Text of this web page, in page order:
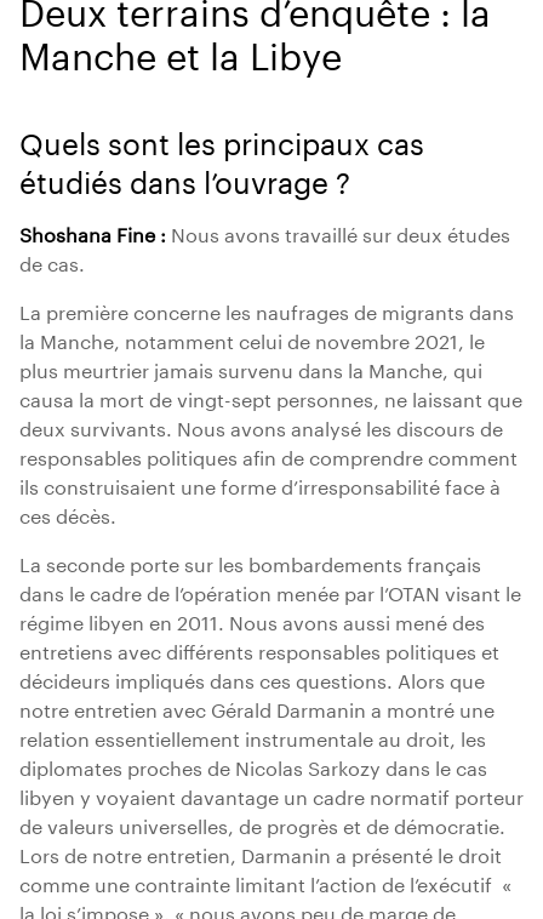
Manche et la Libye
Quels sont les principaux cas
étudiés dans l’ouvrage ?
Shoshana Fine : Nous avons travaillé sur deux études
de cas.
La première concerne les naufrages de migrants dans
la Manche, notamment celui de novembre 2021, le
plus meurtrier jamais survenu dans la Manche, qui
causa la mort de vingt-sept personnes, ne laissant que
deux survivants. Nous avons analysé les discours de
responsables politiques afin de comprendre comment
ils construisaient une forme d’irresponsabilité face à
ces décès.
La seconde porte sur les bombardements français
dans le cadre de l’opération menée par l’OTAN visant le
régime libyen en 2011. Nous avons aussi mené des
entretiens avec différents responsables politiques et
décideurs impliqués dans ces questions. Alors que
notre entretien avec Gérald Darmanin a montré une
relation essentiellement instrumentale au droit, les
diplomates proches de Nicolas Sarkozy dans le cas
libyen y voyaient davantage un cadre normatif porteur
de valeurs universelles, de progrès et de démocratie.
Lors de notre entretien, Darmanin a présenté le droit
comme une contrainte limitant l’action de l’exécutif «
la loi s’impose », « nous avons peu de marge de